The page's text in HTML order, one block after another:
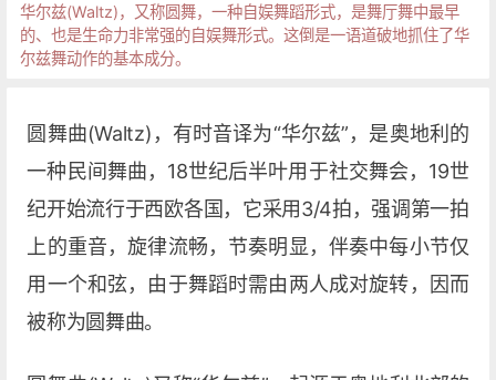
华尔兹(Waltz)，又称圆舞，一种自娱舞蹈形式，是舞厅舞中最早
的、也是生命力非常强的自娱舞形式。这倒是一语道破地抓住了华
尔兹舞动作的基本成分。
圆舞曲(Waltz)，有时音译为“华尔兹”，是奥地利的
一种民间舞曲，18世纪后半叶用于社交舞会，19世
纪开始流行于西欧各国，它采用3/4拍，强调第一拍
上的重音，旋律流畅，节奏明显，伴奏中每小节仅
用一个和弦，由于舞蹈时需由两人成对旋转，因而
被称为圆舞曲。